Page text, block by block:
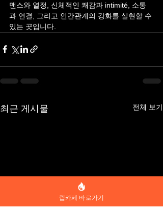
맨스와 열정, 신체적인 쾌감과 intimité, 소통
과 연결, 그리고 인간관계의 강화를 실현할 수
있는 곳입니다.
최근 게시물 전체 보기
립카페 바로가기